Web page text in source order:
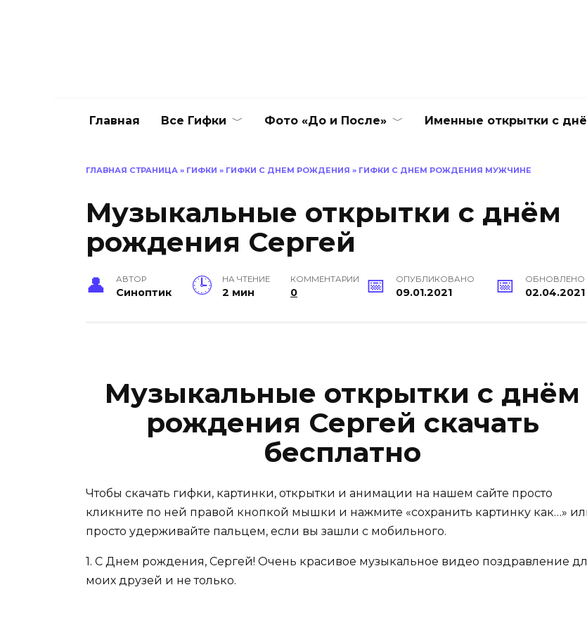
Главная Все Гифки Фото «До и После» Именные открытки с
ГЛАВНАЯ СТРАНИЦА » ГИФКИ » ГИФКИ С ДНЕМ РОЖДЕНИЯ » ГИФКИ С ДНЕМ РОЖДЕНИЯ МУЖЧИНЕ
Музыкальные открытки с днём
рождения Сергей
АВТОР
Синоптик
НА ЧТЕНИЕ
2 мин
КОММЕНТАРИИ
0
ОПУБЛИКОВАНО
09.01.2021
ОБНОВЛЕНО
02.04.2021
Музыкальные открытки с днём
рождения Сергей скачать
бесплатно
Чтобы скачать гифки, картинки, открытки и анимации на нашем сайте просто
кликните по ней правой кнопкой мышки и нажмите «сохранить картинку как…»
просто удерживайте пальцем, если вы зашли с мобильного.
1. С Днем рождения, Сергей! Очень красивое музыкальное видео поздравление
моих друзей и не только.